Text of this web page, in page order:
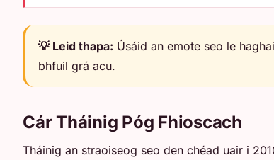
💡 Leid thapa: Úsáid an emote seo le
bhfuil grá acu.
Cár Tháinig Póg Fhioscach
Tháinig an straoiseog seo den chéad uair i